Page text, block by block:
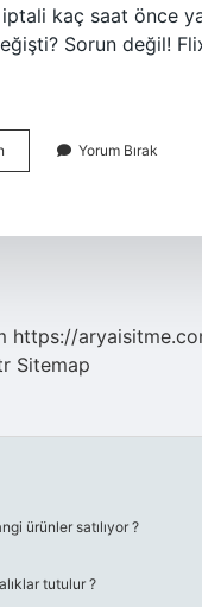
kaç saat önce
Sorun değil!
Bileti
Kala
Yorum Bırak
https://
Sitemap
ürünler satılıyor ?
tutulur ?